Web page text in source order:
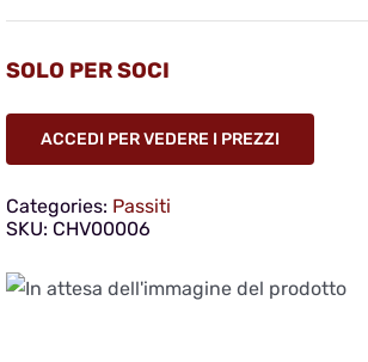
SOLO PER SOCI
ACCEDI PER VEDERE I PREZZI
Categories: Passiti
SKU: CHV00006